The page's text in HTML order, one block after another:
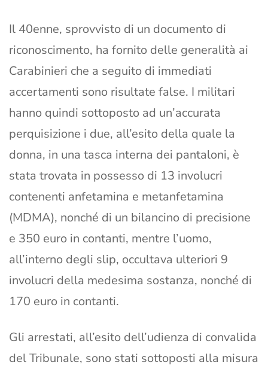
Il 40enne, sprovvisto di un documento di
riconoscimento, ha fornito delle generalità ai
Carabinieri che a seguito di immediati
accertamenti sono risultate false. I militari
hanno quindi sottoposto ad un’accurata
perquisizione i due, all’esito della quale la
donna, in una tasca interna dei pantaloni, è
stata trovata in possesso di 13 involucri
contenenti anfetamina e metanfetamina
(MDMA), nonché di un bilancino di precisione
e 350 euro in contanti, mentre l’uomo,
all’interno degli slip, occultava ulteriori 9
involucri della medesima sostanza, nonché di
170 euro in contanti.
Gli arrestati, all’esito dell’udienza di convalida
del Tribunale, sono stati sottoposti alla misura